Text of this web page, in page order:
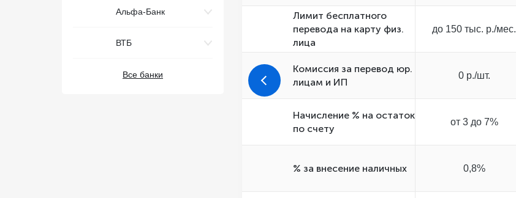
Альфа-Банк
ВТБ
Все банки
Лимит бесплатного
перевода на карту физ.
лица
до 150 тыс. р./мес.
Комиссия за перевод юр.
лицам и ИП
0 р./шт.
Начисление % на остаток
по счету
от 3 до 7%
% за внесение наличных 0,8%